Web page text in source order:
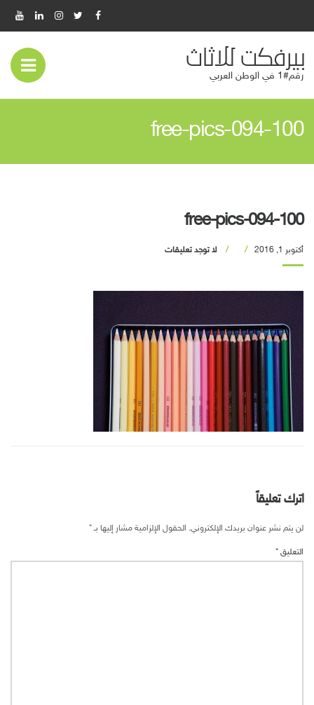
بيرفكت للاثاث
رقم#1 في الوطن العربي
100-free-pics-094
100-free-pics-094
أكتوبر 1, 2016 لا توجد تعليقات
اترك تعليقاً
لن يتم نشر عنوان بريدك الإلكتروني. الحقول الإلزامية مشار إليها بـ*
التعليق *